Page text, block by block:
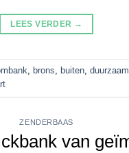
LEES VERDER →
, brons, buiten, duurzaam
ZENDERBAAS
van